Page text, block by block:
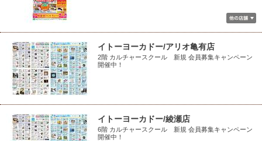
イトーヨーカドー/アリオ亀有店
2階 カルチャースクール 新規 会員募集キャンペーン
開催中！
イトーヨーカドー/綾瀬店
6階 カルチャースクール 新規 会員募集キャンペーン
開催中！